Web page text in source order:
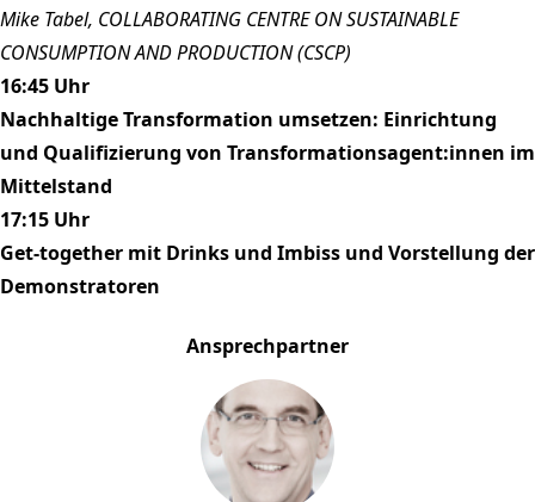
Mike Tabel, COLLABORATING CENTRE ON SUSTAINABLE
CONSUMPTION AND PRODUCTION (CSCP)
16:45 Uhr
Nachhaltige Transformation umsetzen: Einrichtung
und Qualifizierung von Transformationsagent:innen im
Mittelstand
17:15 Uhr
Get-together mit Drinks und Imbiss und Vorstellung der
Demonstratoren
Ansprechpartner